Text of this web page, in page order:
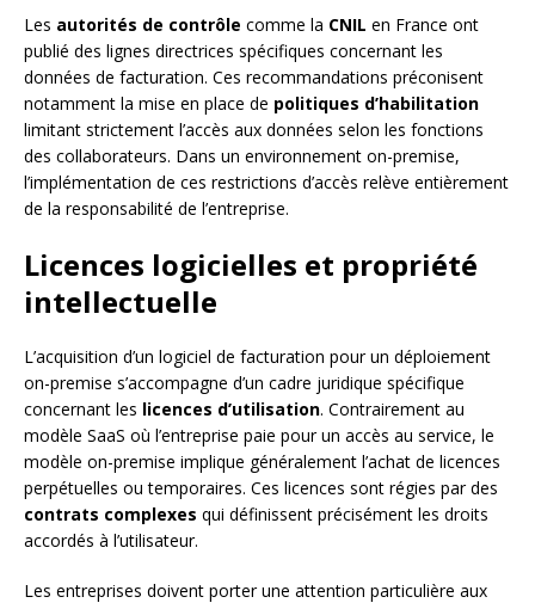
Les autorités de contrôle comme la CNIL en France ont
publié des lignes directrices spécifiques concernant les
données de facturation. Ces recommandations préconisent
notamment la mise en place de politiques d’habilitation
limitant strictement l’accès aux données selon les fonctions
des collaborateurs. Dans un environnement on-premise,
l’implémentation de ces restrictions d’accès relève entièrement
de la responsabilité de l’entreprise.
Licences logicielles et propriété
intellectuelle
L’acquisition d’un logiciel de facturation pour un déploiement
on-premise s’accompagne d’un cadre juridique spécifique
concernant les licences d’utilisation. Contrairement au
modèle SaaS où l’entreprise paie pour un accès au service, le
modèle on-premise implique généralement l’achat de licences
perpétuelles ou temporaires. Ces licences sont régies par des
contrats complexes qui définissent précisément les droits
accordés à l’utilisateur.
Les entreprises doivent porter une attention particulière aux